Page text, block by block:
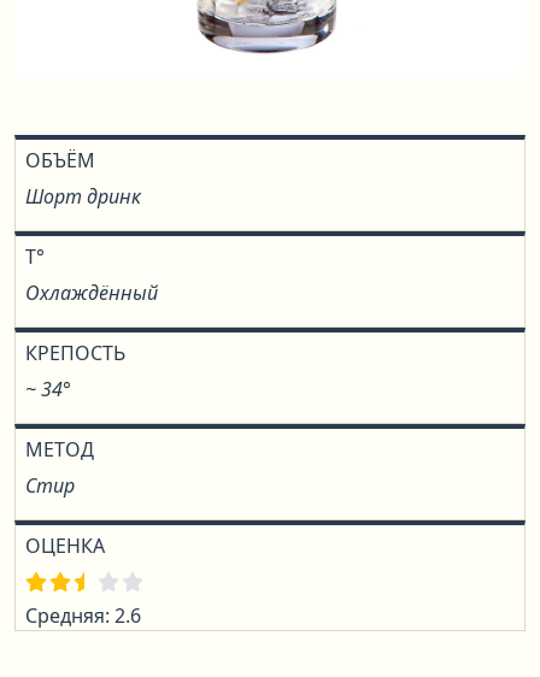
ОБЪЁМ
Шорт дринк
T°
Охлаждённый
КРЕПОСТЬ
~ 34°
МЕТОД
Стир
ОЦЕНКА
Средняя: 2.6